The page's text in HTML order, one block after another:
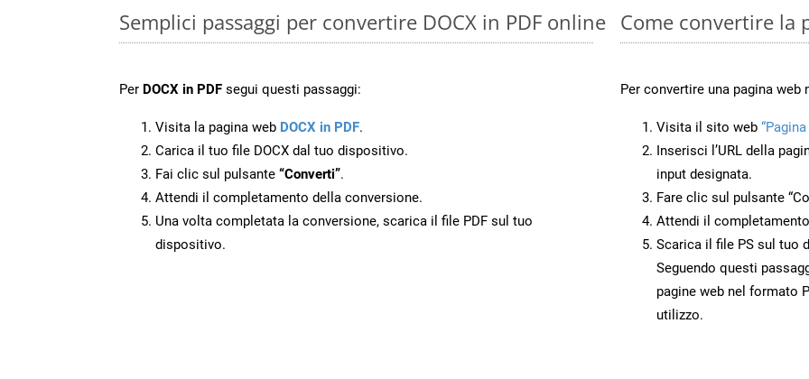
Semplici passaggi per convertire DOCX in PDF online
Per DOCX in PDF segui questi passaggi:
Visita la pagina web DOCX in PDF.
Carica il tuo file DOCX dal tuo dispositivo.
Fai clic sul pulsante “Converti”.
Attendi il completamento della conversione.
Una volta completata la conversione, scarica il file PDF sul tuo
dispositivo.
Come convertire la
Per convertire una pagina
Visita il sito web
Inserisci l’URL della
input designata.
Fare clic sul pulsante
Attendi il
Scarica il file PS sul tuo
Seguendo questi
pagine web nel formato
utilizzo.